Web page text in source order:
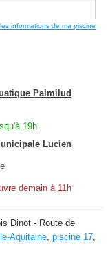
informations de ma piscine
Palmilud
19h
Lucien
demain à 11h
Dinot - Route de
Aquitaine piscine 17